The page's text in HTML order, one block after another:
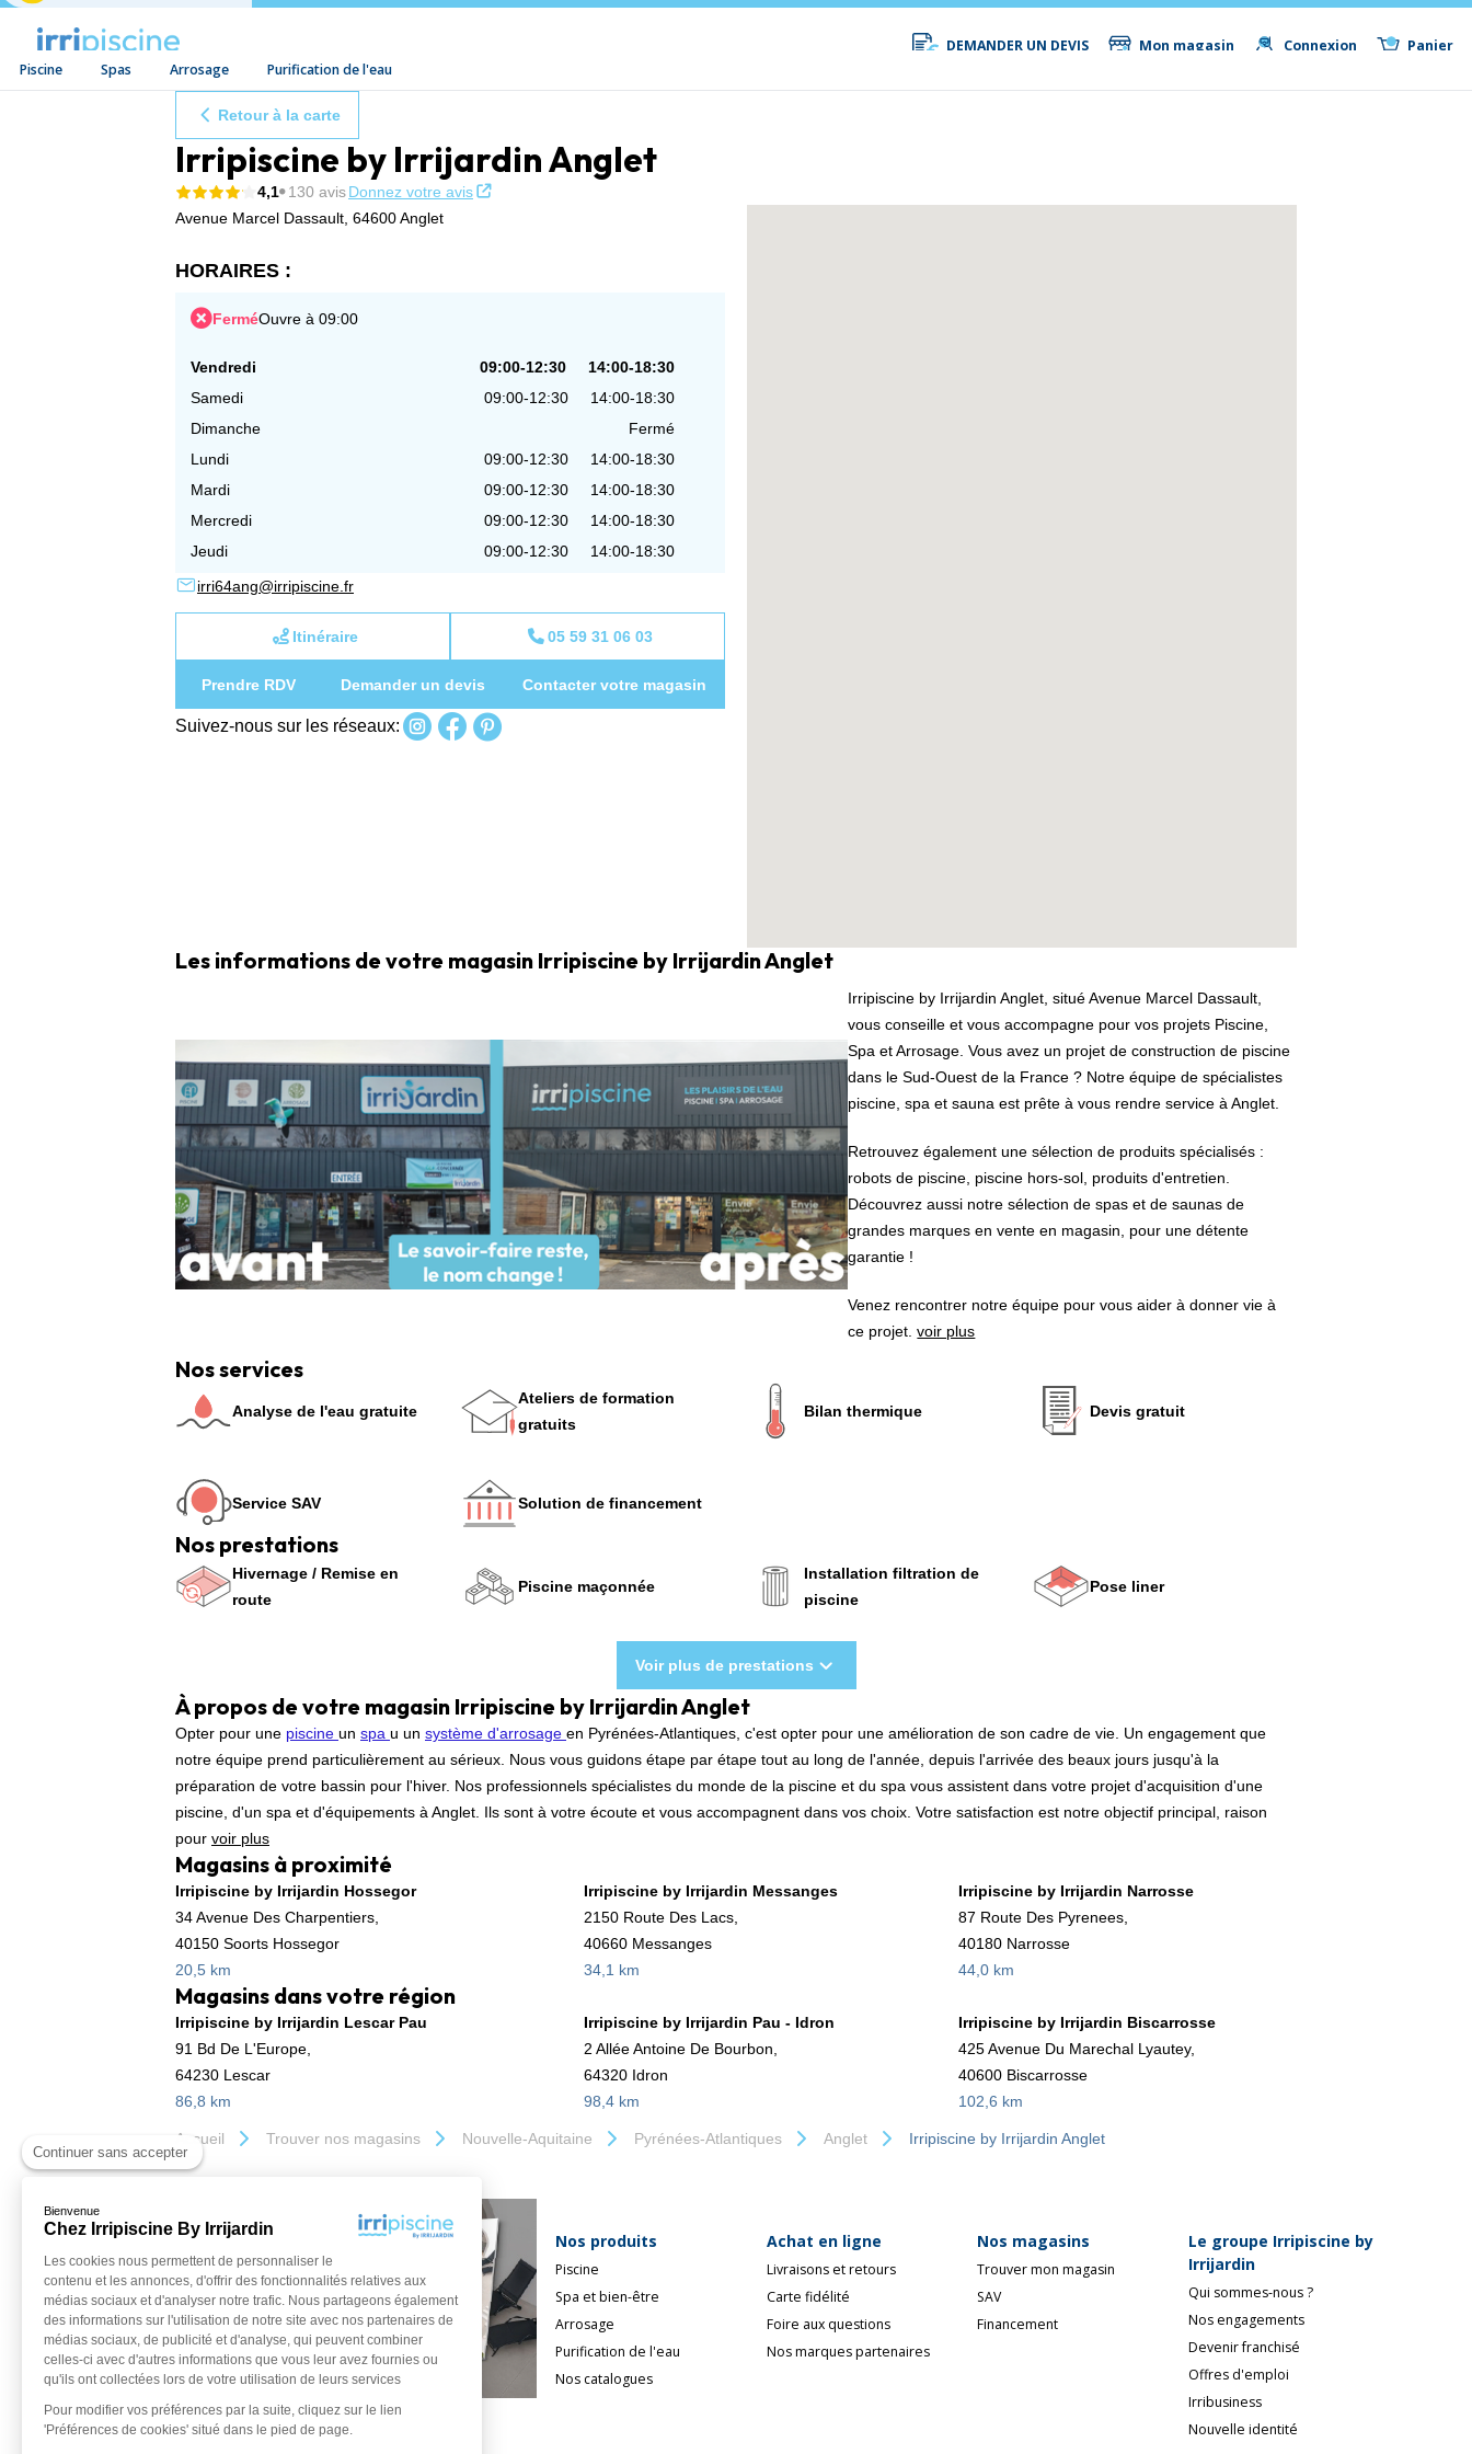
Continuer sans accepter
Bienvenue
Chez Irripiscine By Irrijardin
Les cookies nous permettent de personnaliser le
contenu et les annonces, d'offrir des fonctionnalités relatives aux
médias sociaux et d'analyser notre trafic. Nous partageons également
des informations sur l'utilisation de notre site avec nos partenaires de
médias sociaux, de publicité et d'analyse, qui peuvent combiner
celles-ci avec d'autres informations que vous leur avez fournies ou
qu'ils ont collectées lors de votre utilisation de leurs services
Pour modifier vos préférences par la suite, cliquez sur le lien
'Préférences de cookies' situé dans le pied de page.
DEMANDER UN DEVIS Mon magasin Connexion Panier
Aller au contenu
Piscine Spas Arrosage Purification de l'eau
Retour à la carte
Irripiscine by Irrijardin Anglet
4,1 130 avisDonnez votre avis
Avenue Marcel Dassault, 64600 Anglet
HORAIRES :
FerméOuvre à 09:00
Vendredi 09:00-12:30
14:00-18:30
Samedi
09:00-12:30
14:00-18:30
Dimanche
Fermé
Lundi
09:00-12:30
14:00-18:30
Mardi
09:00-12:30
14:00-18:30
Mercredi
09:00-12:30
14:00-18:30
Jeudi
09:00-12:30
14:00-18:30
irri64ang@irripiscine.fr
Itinéraire 05 59 31 06 03
Prendre RDV Demander un devis Contacter votre magasin
Suivez-nous sur les réseaux:
Les informations de votre magasin Irripiscine by Irrijardin Anglet
Irripiscine by Irrijardin Anglet, situé Avenue Marcel Dassault,
vous conseille et vous accompagne pour vos projets Piscine,
Spa et Arrosage. Vous avez un projet de construction de piscine
dans le Sud-Ouest de la France ? Notre équipe de spécialistes
piscine, spa et sauna est prête à vous rendre service à Anglet.
Retrouvez également une sélection de produits spécialisés :
robots de piscine, piscine hors-sol, produits d'entretien.
Découvrez aussi notre sélection de spas et de saunas de
grandes marques en vente en magasin, pour une détente
garantie !
Venez rencontrer notre équipe pour vous aider à donner vie à
ce projet.voir plus
Nos services
Analyse de l'eau gratuite
Ateliers de formation
gratuits
Bilan thermique Devis gratuit
Service SAV Solution de financement
Nos prestations
Hivernage / Remise en
route
Piscine maçonnée
Installation filtration de
piscine
Pose liner
Voir plus de prestations
À propos de votre magasin Irripiscine by Irrijardin Anglet
Opter pour une piscine un spa u un système d'arrosage en Pyrénées-Atlantiques, c'est opter pour une amélioration de son cadre de vie. Un engagement que
notre équipe prend particulièrement au sérieux. Nous vous guidons étape par étape tout au long de l'année, depuis l'arrivée des beaux jours jusqu'à la
préparation de votre bassin pour l'hiver. Nos professionnels spécialistes du monde de la piscine et du spa vous assistent dans votre projet d'acquisition d'une
piscine, d'un spa et d'équipements à Anglet. Ils sont à votre écoute et vous accompagnent dans vos choix. Votre satisfaction est notre objectif principal, raison
pour voir plus
Magasins à proximité
Irripiscine by Irrijardin Hossegor
34 Avenue Des Charpentiers,
40150 Soorts Hossegor
20,5 km
Irripiscine by Irrijardin Messanges
2150 Route Des Lacs,
40660 Messanges
34,1 km
Irripiscine by Irrijardin Narrosse
87 Route Des Pyrenees,
40180 Narrosse
44,0 km
Magasins dans votre région
Irripiscine by Irrijardin Lescar Pau
91 Bd De L'Europe,
64230 Lescar
86,8 km
Irripiscine by Irrijardin Pau - Idron
2 Allée Antoine De Bourbon,
64320 Idron
98,4 km
Irripiscine by Irrijardin Biscarrosse
425 Avenue Du Marechal Lyautey,
40600 Biscarrosse
102,6 km
Accueil Trouver nos magasins Nouvelle-Aquitaine Pyrénées-Atlantiques Anglet Irripiscine by Irrijardin Anglet
Nos produits
Piscine
Spa et bien-être
Arrosage
Purification de l'eau
Nos catalogues
Achat en ligne
Livraisons et retours
Carte fidélité
Foire aux questions
Nos marques partenaires
Nos magasins
Trouver mon magasin
SAV
Financement
Le groupe Irripiscine by
Irrijardin
Qui sommes-nous ?
Nos engagements
Devenir franchisé
Offres d'emploi
Irribusiness
Nouvelle identité